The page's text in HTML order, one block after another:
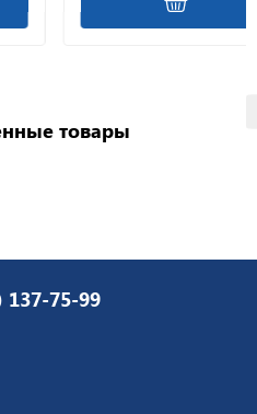
товары
137-75-99